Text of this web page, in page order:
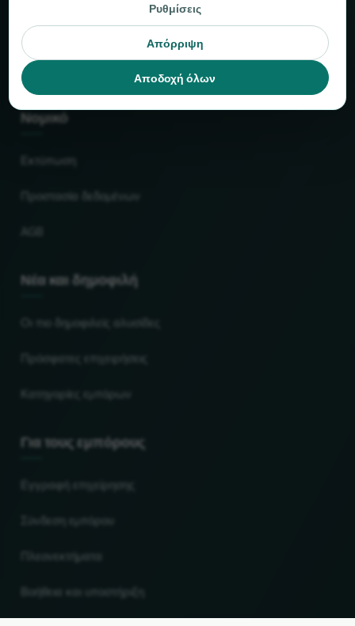
Στοιχεία και αριθμοί
Συνεργάτες
Νομικό
Εκτύπωση
Προστασία δεδομένων
Νέα και δημοφιλή
Οι πιο δημοφιλείς αλυσίδες
Πρόσφατες επιχειρήσεις
Κατηγορίες εμπόρων
Για τους εμπόρους
Εγγραφή επιχείρησης
Πλεονεκτήματα
Βοήθεια και υποστήριξη
Ρυθμίσεις
Απόρριψη
Αποδοχή όλων